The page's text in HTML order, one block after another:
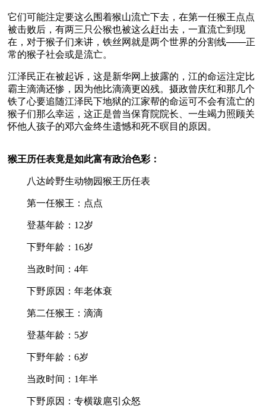
它们可能注定要这么围着猴山流亡下去，在第一任猴王点点
被击败后，有两三只公猴也被这么赶出去，一直流亡到现
在，对于猴子们来讲，铁丝网就是两个世界的分割线───正
常的猴子社会或是流亡。
江泽民正在被起诉，这是新华网上披露的，江的命运注定比
霸主滴滴还惨，因为他比滴滴更凶残。摄政曾庆红和那几个
铁了心要追随江泽民下地狱的江家帮的命运可不会有流亡的
猴子们那么幸运，这正是曾当保育院院长、一生竭力照顾关
怀他人孩子的邓六金终生遗憾和死不暝目的原因。
猴王历任表竟是如此富有政治色彩：
八达岭野生动物园猴王历任表
第一任猴王：点点
登基年龄：12岁
下野年龄：16岁
当政时间：4年
下野原因：年老体衰
第二任猴王：滴滴
登基年龄：5岁
下野年龄：6岁
当政时间：1年半
下野原因：专横跋扈引众怒